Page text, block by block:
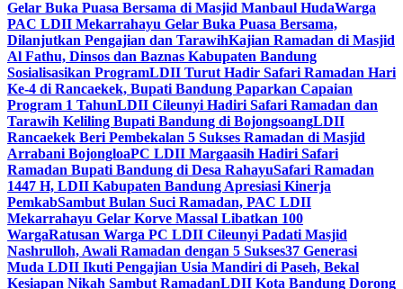
Gelar Buka Puasa Bersama di Masjid Manbaul HudaWarga
PAC LDII Mekarrahayu Gelar Buka Puasa Bersama,
Dilanjutkan Pengajian dan TarawihKajian Ramadan di Masjid
Al Fathu, Dinsos dan Baznas Kabupaten Bandung
Sosialisasikan ProgramLDII Turut Hadir Safari Ramadan Hari
Ke-4 di Rancaekek, Bupati Bandung Paparkan Capaian
Program 1 TahunLDII Cileunyi Hadiri Safari Ramadan dan
Tarawih Keliling Bupati Bandung di BojongsoangLDII
Rancaekek Beri Pembekalan 5 Sukses Ramadan di Masjid
Arrabani BojongloaPC LDII Margaasih Hadiri Safari
Ramadan Bupati Bandung di Desa RahayuSafari Ramadan
1447 H, LDII Kabupaten Bandung Apresiasi Kinerja
PemkabSambut Bulan Suci Ramadan, PAC LDII
Mekarrahayu Gelar Korve Massal Libatkan 100
WargaRatusan Warga PC LDII Cileunyi Padati Masjid
Nashrulloh, Awali Ramadan dengan 5 Sukses37 Generasi
Muda LDII Ikuti Pengajian Usia Mandiri di Paseh, Bekal
Kesiapan Nikah Sambut RamadanLDII Kota Bandung Dorong